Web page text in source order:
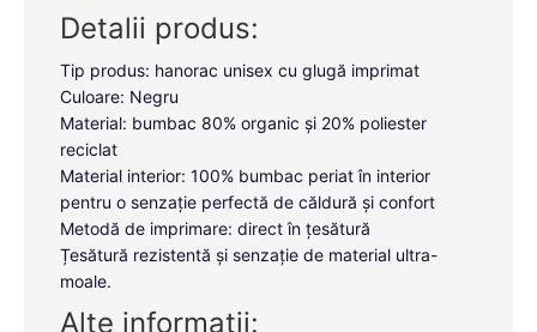
Detalii produs:
Tip produs: hanorac unisex cu glugă imprimat
Culoare: Negru
Material: bumbac 80% organic și 20% poliester
reciclat
Material interior: 100% bumbac periat în interior
pentru o senzație perfectă de căldură și confort
Metodă de imprimare: direct în țesătură
Țesătură rezistentă și senzație de material ultra-
moale.
Alte informații: